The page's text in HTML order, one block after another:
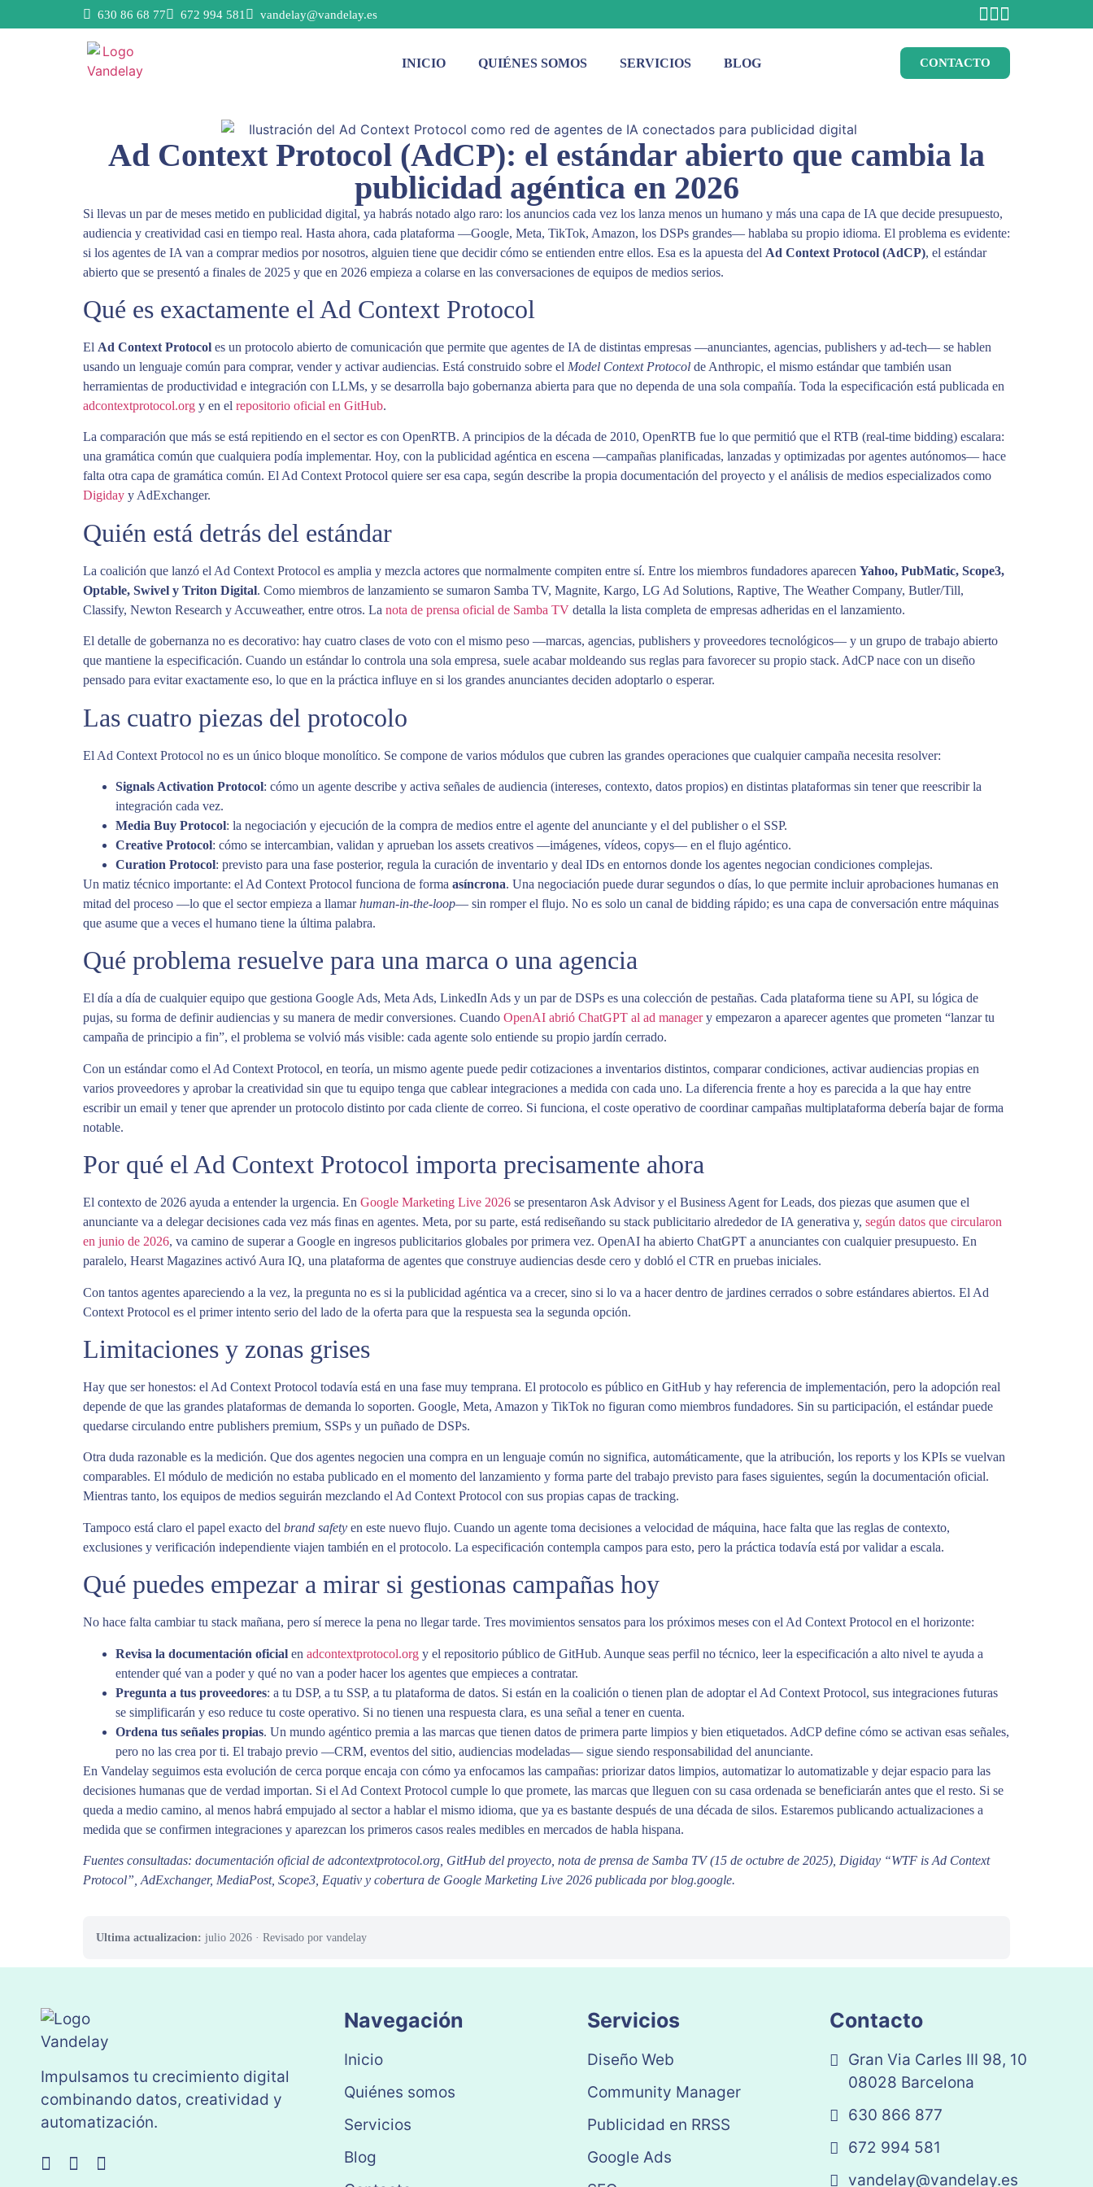
630 86 68 77 672 994 581 vandelay@vandelay.es
INICIO QUIÉNES SOMOS SERVICIOS BLOG CONTACTO
Ad Context Protocol (AdCP): el estándar abierto que cambia la
publicidad agéntica en 2026
Si llevas un par de meses metido en publicidad digital, ya habrás notado algo raro: los anuncios cada vez los lanza menos un humano y más una capa de IA que decide presupuesto,
audiencia y creatividad casi en tiempo real. Hasta ahora, cada plataforma —Google, Meta, TikTok, Amazon, los DSPs grandes— hablaba su propio idioma. El problema es evidente:
si los agentes de IA van a comprar medios por nosotros, alguien tiene que decidir cómo se entienden entre ellos. Esa es la apuesta del Ad Context Protocol (AdCP), el estándar
abierto que se presentó a finales de 2025 y que en 2026 empieza a colarse en las conversaciones de equipos de medios serios.
Qué es exactamente el Ad Context Protocol
El Ad Context Protocol es un protocolo abierto de comunicación que permite que agentes de IA de distintas empresas —anunciantes, agencias, publishers y ad-tech— se hablen
usando un lenguaje común para comprar, vender y activar audiencias. Está construido sobre el Model Context Protocol de Anthropic, el mismo estándar que también usan
herramientas de productividad e integración con LLMs, y se desarrolla bajo gobernanza abierta para que no dependa de una sola compañía. Toda la especificación está publicada en
adcontextprotocol.org y en el repositorio oficial en GitHub.
La comparación que más se está repitiendo en el sector es con OpenRTB. A principios de la década de 2010, OpenRTB fue lo que permitió que el RTB (real-time bidding) escalara:
una gramática común que cualquiera podía implementar. Hoy, con la publicidad agéntica en escena —campañas planificadas, lanzadas y optimizadas por agentes autónomos— hace
falta otra capa de gramática común. El Ad Context Protocol quiere ser esa capa, según describe la propia documentación del proyecto y el análisis de medios especializados como
Digiday y AdExchanger.
Quién está detrás del estándar
La coalición que lanzó el Ad Context Protocol es amplia y mezcla actores que normalmente compiten entre sí. Entre los miembros fundadores aparecen Yahoo, PubMatic, Scope3,
Optable, Swivel y Triton Digital. Como miembros de lanzamiento se sumaron Samba TV, Magnite, Kargo, LG Ad Solutions, Raptive, The Weather Company, Butler/Till,
Classify, Newton Research y Accuweather, entre otros. La nota de prensa oficial de Samba TV detalla la lista completa de empresas adheridas en el lanzamiento.
El detalle de gobernanza no es decorativo: hay cuatro clases de voto con el mismo peso —marcas, agencias, publishers y proveedores tecnológicos— y un grupo de trabajo abierto
que mantiene la especificación. Cuando un estándar lo controla una sola empresa, suele acabar moldeando sus reglas para favorecer su propio stack. AdCP nace con un diseño
pensado para evitar exactamente eso, lo que en la práctica influye en si los grandes anunciantes deciden adoptarlo o esperar.
Las cuatro piezas del protocolo
El Ad Context Protocol no es un único bloque monolítico. Se compone de varios módulos que cubren las grandes operaciones que cualquier campaña necesita resolver:
Signals Activation Protocol: cómo un agente describe y activa señales de audiencia (intereses, contexto, datos propios) en distintas plataformas sin tener que reescribir la
integración cada vez.
Media Buy Protocol: la negociación y ejecución de la compra de medios entre el agente del anunciante y el del publisher o el SSP.
Creative Protocol: cómo se intercambian, validan y aprueban los assets creativos —imágenes, vídeos, copys— en el flujo agéntico.
Curation Protocol: previsto para una fase posterior, regula la curación de inventario y deal IDs en entornos donde los agentes negocian condiciones complejas.
Un matiz técnico importante: el Ad Context Protocol funciona de forma asíncrona. Una negociación puede durar segundos o días, lo que permite incluir aprobaciones humanas en
mitad del proceso —lo que el sector empieza a llamarhuman-in-the-loop— sin romper el flujo. No es solo un canal de bidding rápido; es una capa de conversación entre máquinas
que asume que a veces el humano tiene la última palabra.
Qué problema resuelve para una marca o una agencia
El día a día de cualquier equipo que gestiona Google Ads, Meta Ads, LinkedIn Ads y un par de DSPs es una colección de pestañas. Cada plataforma tiene su API, su lógica de
pujas, su forma de definir audiencias y su manera de medir conversiones. Cuando OpenAI abrió ChatGPT al ad managery empezaron a aparecer agentes que prometen “lanzar tu
campaña de principio a fin”, el problema se volvió más visible: cada agente solo entiende su propio jardín cerrado.
Con un estándar como el Ad Context Protocol, en teoría, un mismo agente puede pedir cotizaciones a inventarios distintos, comparar condiciones, activar audiencias propias en
varios proveedores y aprobar la creatividad sin que tu equipo tenga que cablear integraciones a medida con cada uno. La diferencia frente a hoy es parecida a la que hay entre
escribir un email y tener que aprender un protocolo distinto por cada cliente de correo. Si funciona, el coste operativo de coordinar campañas multiplataforma debería bajar de forma
notable.
Por qué el Ad Context Protocol importa precisamente ahora
El contexto de 2026 ayuda a entender la urgencia. En Google Marketing Live 2026 se presentaron Ask Advisor y el Business Agent for Leads, dos piezas que asumen que el
anunciante va a delegar decisiones cada vez más finas en agentes. Meta, por su parte, está rediseñando su stack publicitario alrededor de IA generativa y, según datos que circularon
en junio de 2026, va camino de superar a Google en ingresos publicitarios globales por primera vez. OpenAI ha abierto ChatGPT a anunciantes con cualquier presupuesto. En
paralelo, Hearst Magazines activó Aura IQ, una plataforma de agentes que construye audiencias desde cero y dobló el CTR en pruebas iniciales.
Con tantos agentes apareciendo a la vez, la pregunta no es si la publicidad agéntica va a crecer, sino si lo va a hacer dentro de jardines cerrados o sobre estándares abiertos. El Ad
Context Protocol es el primer intento serio del lado de la oferta para que la respuesta sea la segunda opción.
Limitaciones y zonas grises
Hay que ser honestos: el Ad Context Protocol todavía está en una fase muy temprana. El protocolo es público en GitHub y hay referencia de implementación, pero la adopción real
depende de que las grandes plataformas de demanda lo soporten. Google, Meta, Amazon y TikTok no figuran como miembros fundadores. Sin su participación, el estándar puede
quedarse circulando entre publishers premium, SSPs y un puñado de DSPs.
Otra duda razonable es la medición. Que dos agentes negocien una compra en un lenguaje común no significa, automáticamente, que la atribución, los reports y los KPIs se vuelvan
comparables. El módulo de medición no estaba publicado en el momento del lanzamiento y forma parte del trabajo previsto para fases siguientes, según la documentación oficial.
Mientras tanto, los equipos de medios seguirán mezclando el Ad Context Protocol con sus propias capas de tracking.
Tampoco está claro el papel exacto del brand safety en este nuevo flujo. Cuando un agente toma decisiones a velocidad de máquina, hace falta que las reglas de contexto,
exclusiones y verificación independiente viajen también en el protocolo. La especificación contempla campos para esto, pero la práctica todavía está por validar a escala.
Qué puedes empezar a mirar si gestionas campañas hoy
No hace falta cambiar tu stack mañana, pero sí merece la pena no llegar tarde. Tres movimientos sensatos para los próximos meses con el Ad Context Protocol en el horizonte:
Revisa la documentación oficial en adcontextprotocol.org y el repositorio público de GitHub. Aunque seas perfil no técnico, leer la especificación a alto nivel te ayuda a
entender qué van a poder y qué no van a poder hacer los agentes que empieces a contratar.
Pregunta a tus proveedores: a tu DSP, a tu SSP, a tu plataforma de datos. Si están en la coalición o tienen plan de adoptar el Ad Context Protocol, sus integraciones futuras
se simplificarán y eso reduce tu coste operativo. Si no tienen una respuesta clara, es una señal a tener en cuenta.
Ordena tus señales propias. Un mundo agéntico premia a las marcas que tienen datos de primera parte limpios y bien etiquetados. AdCP define cómo se activan esas señales,
pero no las crea por ti. El trabajo previo —CRM, eventos del sitio, audiencias modeladas— sigue siendo responsabilidad del anunciante.
En Vandelay seguimos esta evolución de cerca porque encaja con cómo ya enfocamos las campañas: priorizar datos limpios, automatizar lo automatizable y dejar espacio para las
decisiones humanas que de verdad importan. Si el Ad Context Protocol cumple lo que promete, las marcas que lleguen con su casa ordenada se beneficiarán antes que el resto. Si se
queda a medio camino, al menos habrá empujado al sector a hablar el mismo idioma, que ya es bastante después de una década de silos. Estaremos publicando actualizaciones a
medida que se confirmen integraciones y aparezcan los primeros casos reales medibles en mercados de habla hispana.
Fuentes consultadas: documentación oficial de adcontextprotocol.org, GitHub del proyecto, nota de prensa de Samba TV (15 de octubre de 2025), Digiday “WTF is Ad Context
Protocol”, AdExchanger, MediaPost, Scope3, Equativ y cobertura de Google Marketing Live 2026 publicada por blog.google.
Ultima actualizacion: julio 2026 · Revisado por vandelay
Impulsamos tu crecimiento digital
combinando datos, creatividad y
automatización.
Navegación
Inicio
Quiénes somos
Servicios
Blog
Servicios
Diseño Web
Community Manager
Publicidad en RRSS
Google Ads
Contacto
Gran Via Carles III 98, 10
08028 Barcelona
630 866 877
672 994 581
vandelay@vandelay.es